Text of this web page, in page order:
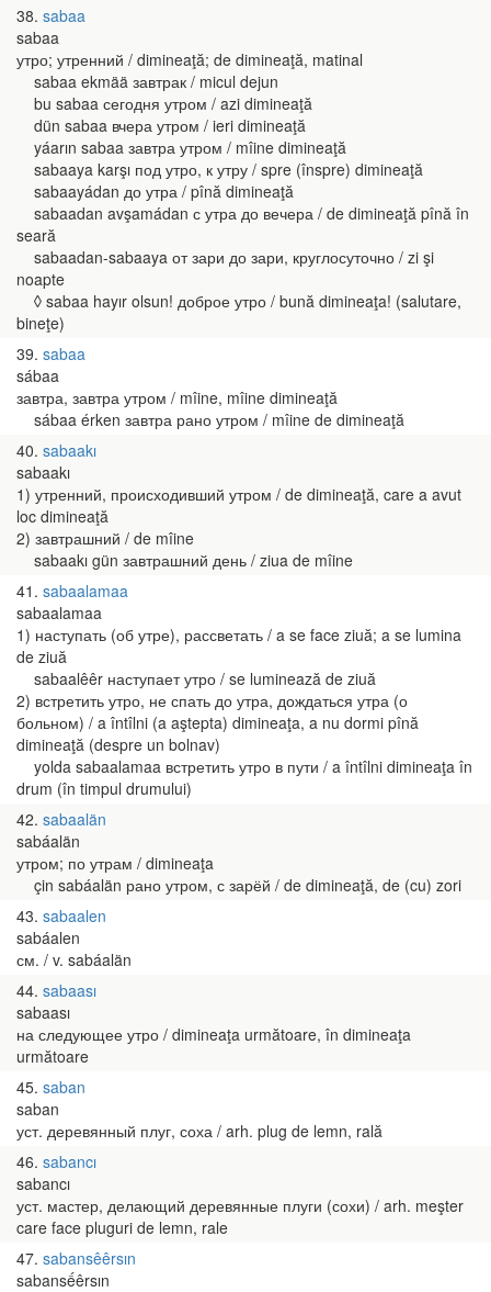
38 sabaa
sabaa
утро; утренний / dimineaţă; de dimineaţă, matinal
sabaa ekmää завтрак / micul dejun
bu sabaa сегодня утром / azi dimineaţă
dün sabaa вчера утром / ieri dimineaţă
yáarın sabaa завтра утром / mîine dimineaţă
sabaaya karşı под утро, к утру / spre (înspre) dimineaţă
sabaayádan до утра / pînă dimineaţă
sabaadan avşamádan с утра до вечера / de dimineaţă pînă în
seară
sabaadan-sabaaya от зари до зари, круглосуточно / zi şi
noapte
◊ sabaa hayır olsun! доброе утро / bună dimineaţa! (salutare,
bineţe)
39 sabaa
sábaa
завтра, завтра утром / mîine, mîine dimineaţă
sábaa érken завтра рано утром / mîine de dimineaţă
40 sabaakı
sabaakı
1) утренний, происходивший утром / de dimineaţă, care a avut
loc dimineaţă
2) завтрашний / de mîine
sabaakı gün завтрашний день / ziua de mîine
41 sabaalamaa
sabaalamaa
1) наступать (об утре), рассветать / a se face ziuă; a se lumina
de ziuă
sabaalêêr наступает утро / se luminează de ziuă
2) встретить утро, не спать до утра, дождаться утра (о
больном) / a întîlni (a aştepta) dimineaţa, a nu dormi pînă
dimineaţă (despre un bolnav)
yolda sabaalamaa встретить утро в пути / a întîlni dimineaţa în
drum (în timpul drumului)
42 sabaalän
sabáalän
утром; по утрам / dimineaţa
çin sabáalän рано утром, с зарёй / de dimineaţă, de (cu) zori
43 sabaalen
sabáalen
см. / v. sabáalän
44 sabaası
sabaası
на следующее утро / dimineaţa următoare, în dimineaţa
următoare
45 saban
saban
уст. деревянный плуг, соха / arh. plug de lemn, rală
46 sabancı
sabancı
уст. мастер, делающий деревянные плуги (сохи) / arh. meşter
care face pluguri de lemn, rale
47 sabansêêrsın
sabansếêrsın